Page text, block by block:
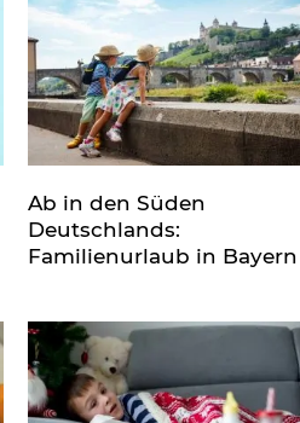
Ab in den Süden
Deutschlands:
Familienurlaub in Bayern